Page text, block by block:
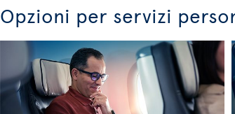
Opzioni per servizi